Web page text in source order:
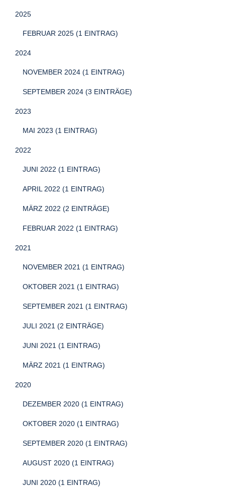
2025
FEBRUAR 2025 (1 EINTRAG)
2024
NOVEMBER 2024 (1 EINTRAG)
SEPTEMBER 2024 (3 EINTRÄGE)
2023
MAI 2023 (1 EINTRAG)
2022
JUNI 2022 (1 EINTRAG)
APRIL 2022 (1 EINTRAG)
MÄRZ 2022 (2 EINTRÄGE)
FEBRUAR 2022 (1 EINTRAG)
2021
NOVEMBER 2021 (1 EINTRAG)
OKTOBER 2021 (1 EINTRAG)
SEPTEMBER 2021 (1 EINTRAG)
JULI 2021 (2 EINTRÄGE)
JUNI 2021 (1 EINTRAG)
MÄRZ 2021 (1 EINTRAG)
2020
DEZEMBER 2020 (1 EINTRAG)
OKTOBER 2020 (1 EINTRAG)
SEPTEMBER 2020 (1 EINTRAG)
AUGUST 2020 (1 EINTRAG)
JUNI 2020 (1 EINTRAG)